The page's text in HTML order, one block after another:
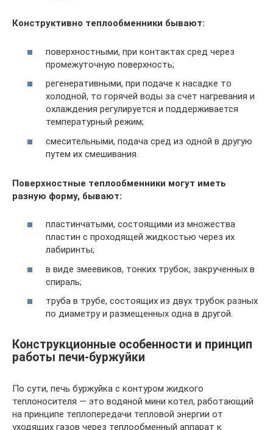
Конструктивно теплообменники бывают:
поверхностными, при контактах сред через
промежуточную поверхность;
регенеративными, при подаче к насадке то
холодной, то горячей воды за счет нагревания и
охлаждения регулируется и поддерживается
температурный режим;
смесительными, подача сред из одной в другую
путем их смешивания.
Поверхностные теплообменники могут иметь
разную форму, бывают:
пластинчатыми, состоящими из множества
пластин с проходящей жидкостью через их
лабиринты;
в виде змеевиков, тонких трубок, закрученных в
спираль;
труба в трубе, состоящих из двух трубок разных
по диаметру и размещенных одна в другой.
Конструкционные особенности и принцип
работы печи-буржуйки
По сути, печь буржуйка с контуром жидкого
теплоносителя — это водяной мини котел, работающий
на принципе теплопередачи тепловой энергии от
уходящих газов через теплообменный аппарат к